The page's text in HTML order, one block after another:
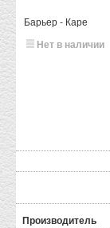
Барьер - Каре
Нет в наличии
Производитель